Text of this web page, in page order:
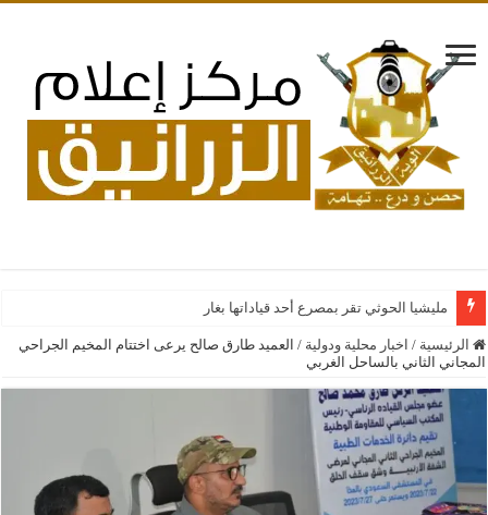
مليشيا الحوثي تقر بمصرع أحد قياداتها بغارات جوية سعودية على
الرئيسية / اخبار محلية ودولية / العميد طارق صالح يرعى اختتام المخيم الجراحي
المجاني الثاني بالساحل الغربي